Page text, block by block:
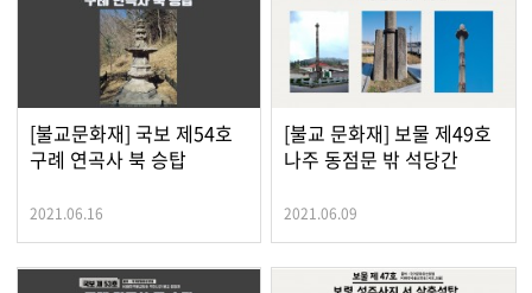
[불교문화재] 국보 제54호
구례 연곡사 북 승탑
2021.06.16
[불교 문화재] 보물 제49호
나주 동점문 밖 석당간
2021.06.09